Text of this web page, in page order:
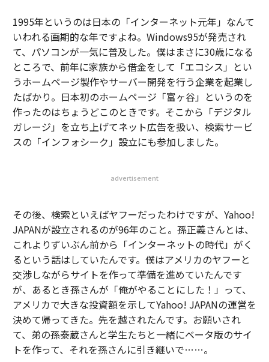
1995年というのは日本の「インターネット元年」なんて
いわれる画期的な年ですよね。Windows95が発売され
て、パソコンが一気に普及した。僕はまさに30歳になる
ところで、前年に家族から借金をして「エコシス」とい
うホームページ製作やサーバー開発を行う企業を起業し
たばかり。日本初のホームページ「富ヶ谷」というのを
作ったのはちょうどこのときです。そこから「デジタル
ガレージ」を立ち上げてネット広告を扱い、検索サービ
スの「インフォシーク」設立にも参加しました。
advertisement
その後、検索といえばヤフーだったわけですが、Yahoo!
JAPANが設立されるのが96年のこと。孫正義さんとは、
これよりずいぶん前から「インターネットの時代」がく
るという話はしていたんです。僕はアメリカのヤフーと
交渉しながらサイトを作って準備を進めていたんです
が、あるとき孫さんが「俺がやることにした！」って、
アメリカで大きな投資額を示してYahoo! JAPANの運営を
決めて帰ってきた。先を越されたんです。お願いされ
て、弟の孫泰蔵さんと学生たちと一緒にベータ版のサイ
トを作って、それを孫さんに引き継いで……。